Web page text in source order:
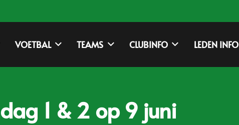
VOETBAL TEAMS CLUBINFO LEDEN INFO
1 & 2 op 9 juni